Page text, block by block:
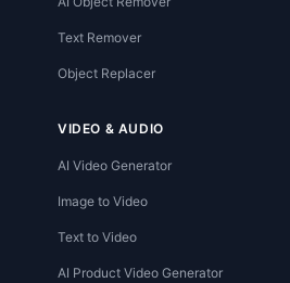
Text Remover
Object Replacer
VIDEO & AUDIO
AI Video Generator
Image to Video
Text to Video
AI Product Video Generator